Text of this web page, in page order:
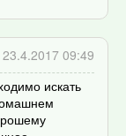
23.4.2017 09:49
искать